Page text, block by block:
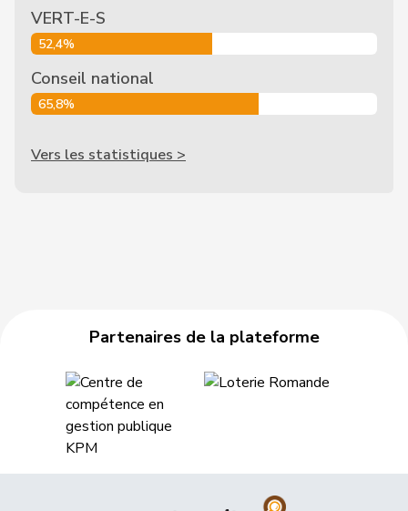
VERT-E-S
52,4%
Conseil national
65,8%
Vers les statistiques >
Partenaires de la plateforme